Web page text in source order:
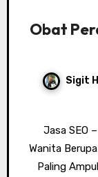
Obat
Sigit
Jasa SEO – Blue Wizard Yaitu Obat Perangsang
Wanita
Paling